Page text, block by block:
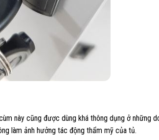
này cũng được dùng khá thông dụng ở những
làm ảnh hưởng tác động thẩm mỹ của tủ.